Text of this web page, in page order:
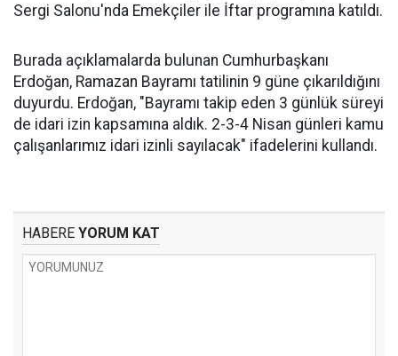
Sergi Salonu'nda Emekçiler ile İftar programına katıldı.
Burada açıklamalarda bulunan Cumhurbaşkanı
Erdoğan, Ramazan Bayramı tatilinin 9 güne çıkarıldığını
duyurdu. Erdoğan, "Bayramı takip eden 3 günlük süreyi
de idari izin kapsamına aldık. 2-3-4 Nisan günleri kamu
çalışanlarımız idari izinli sayılacak" ifadelerini kullandı.
HABERE YORUM KAT